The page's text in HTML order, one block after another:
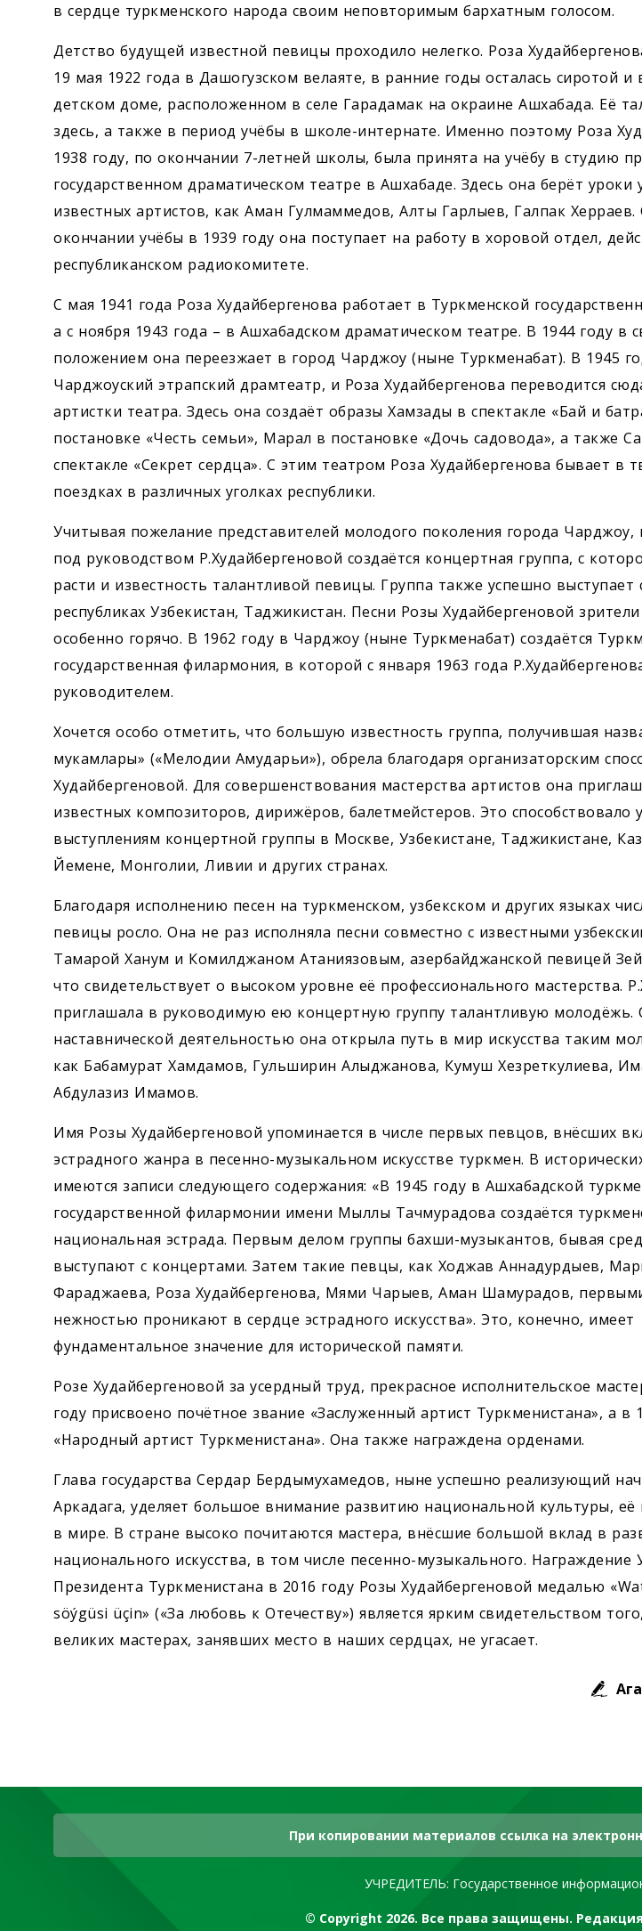
в сердце туркменского народа своим неповторимым бархатным голосом.
Детство будущей известной певицы проходило нелегко. Роза
19 мая 1922 года в Дашогузском велаяте, в ранние годы осталась сиротой и
детском доме, расположенном в селе Гарадамак на окраине Ашхабада. Её
здесь, а также в период учёбы в школе-интернате. Именно поэтому Роза
1938 году, по окончании 7-летней школы, была принята на учёбу в студию
государственном драматическом театре в Ашхабаде. Здесь она берёт уроки
известных артистов, как Аман Гулмаммедов, Алты Гарлыев, Галпак Херраев.
окончании учёбы в 1939 году она поступает на работу в хоровой отдел,
республиканском радиокомитете.
С мая 1941 года Роза Худайбергенова работает в Туркменской
а с ноября 1943 года – в Ашхабадском драматическом театре. В 1944 году в
положением она переезжает в город Чарджоу (ныне Туркменабат). В 1945
Чарджоуский этрапский драмтеатр, и Роза Худайбергенова переводится
артистки театра. Здесь она создаёт образы Хамзады в спектакле «Бай и
постановке «Честь семьи», Марал в постановке «Дочь садовода», а также
спектакле «Секрет сердца». С этим театром Роза Худайбергенова бывает в
поездках в различных уголках республики.
Учитывая пожелание представителей молодого поколения города Чарджоу,
под руководством Р.Худайбергеновой создаётся концертная группа, с
расти и известность талантливой певицы. Группа также успешно выступает
республиках Узбекистан, Таджикистан. Песни Розы Худайбергеновой
особенно горячо. В 1962 году в Чарджоу (ныне Туркменабат) создаётся
государственная филармония, в которой с января 1963 года
руководителем.
Хочется особо отметить, что большую известность группа, получившая
мукамлары» («Мелодии Амударьи»), обрела благодаря организаторским
Худайбергеновой. Для совершенствования мастерства артистов она
известных композиторов, дирижёров, балетмейстеров. Это способствовало
выступлениям концертной группы в Москве, Узбекистане, Таджикистане,
Йемене, Монголии, Ливии и других странах.
Благодаря исполнению песен на туркменском, узбекском и других языках
певицы росло. Она не раз исполняла песни совместно с известными
Тамарой Ханум и Комилджаном Атаниязовым, азербайджанской певицей
что свидетельствует о высоком уровне её профессионального мастерства.
приглашала в руководимую ею концертную группу талантливую молодёжь.
наставнической деятельностью она открыла путь в мир искусства таким
как Бабамурат Хамдамов, Гульширин Алыджанова, Кумуш Хезреткулиева,
Абдулазиз Имамов.
Имя Розы Худайбергеновой упоминается в числе первых певцов, внёсших
эстрадного жанра в песенно-музыкальном искусстве туркмен. В
имеются записи следующего содержания: «В 1945 году в Ашхабадской
государственной филармонии имени Мыллы Тачмурадова создаётся
национальная эстрада. Первым делом группы бахши-музыкантов, бывая
выступают с концертами. Затем такие певцы, как Ходжав Аннадурдыев,
Фараджаева, Роза Худайбергенова, Мями Чарыев, Аман Шамурадов,
нежностью проникают в сердце эстрадного искусства». Это, конечно, имеет
фундаментальное значение для исторической памяти.
Розе Худайбергеновой за усердный труд, прекрасное исполнительское
году присвоено почётное звание «Заслуженный артист Туркменистана», а в
«Народный артист Туркменистана». Она также награждена орденами.
Глава государства Сердар Бердымухамедов, ныне успешно реализующий
Аркадага, уделяет большое внимание развитию национальной культуры, её
в мире. В стране высоко почитаются мастера, внёсшие большой вклад в
национального искусства, в том числе песенно-музыкального. Награждение
Президента Туркменистана в 2016 году Розы Худайбергеновой медалью
söýgüsi üçin» («За любовь к Отечеству») является ярким свидетельством
великих мастерах, занявших место в наших сердцах, не угасает.
При копировании материалов ссылка на
УЧРЕДИТЕЛЬ: Государственное
© Copyright 2026. Все права защищены.